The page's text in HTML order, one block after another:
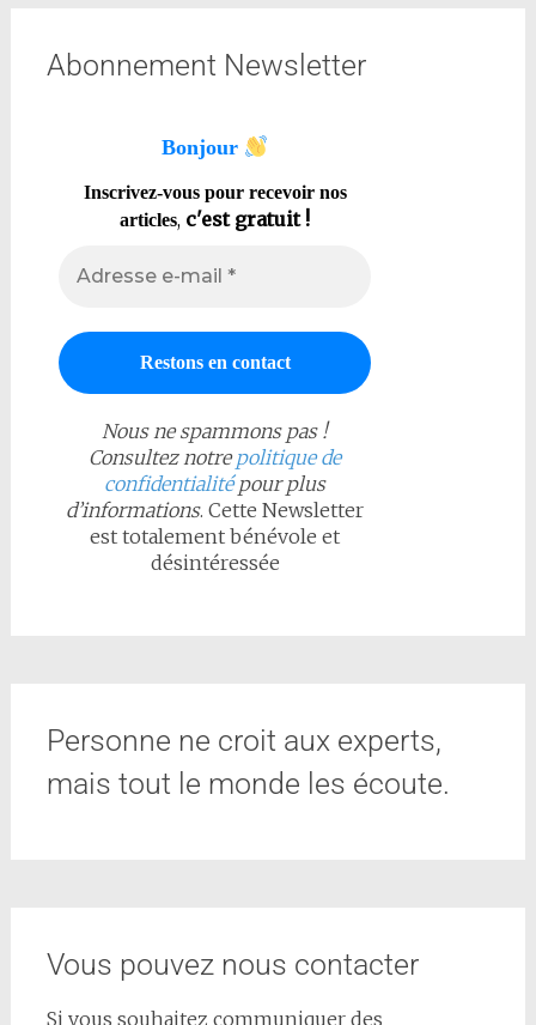
Abonnement Newsletter
Bonjour
Inscrivez-vous pour recevoir nos
articles, c'est gratuit !
Nous ne spammons pas !
Consultez notrepolitique de
confidentialitépour plus
d’informations. Cette Newsletter
est totalement bénévole et
désintéressée
Personne ne croit aux experts,
mais tout le monde les écoute.
Vous pouvez nous contacter
Si vous souhaitez communiquer des